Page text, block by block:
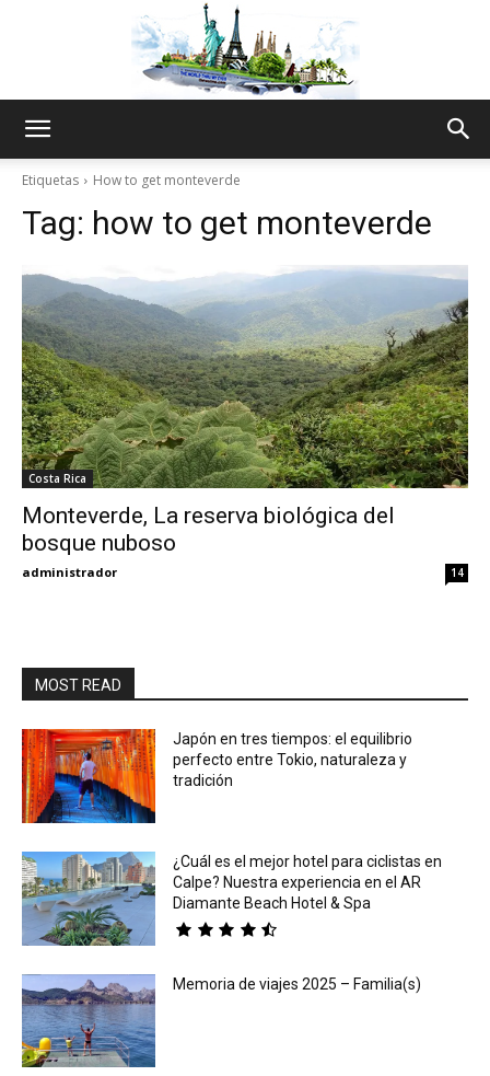
Thru
My
Etiquetas How to get monteverde
Tag: how to get monteverde
Costa Rica
Monteverde, La reserva biológica del
bosque nuboso
administrador 14
MOST READ
Japón en tres tiempos: el equilibrio
perfecto entre Tokio, naturaleza y
tradición
¿Cuál es el mejor hotel para ciclistas en
Calpe? Nuestra experiencia en el AR
Diamante Beach Hotel & Spa
Memoria de viajes 2025 – Familia(s)